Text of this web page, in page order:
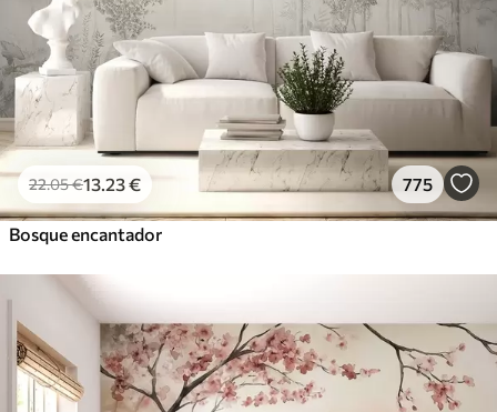
22.05€13 .23€ 775
Bosque encantador